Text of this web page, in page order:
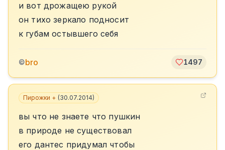
и вот дрожащею рукой
он тихо зеркало подносит
к губам остывшего себя
©bro 1497
Пирожки + (30.07.2014)
вы что не знаете что пушкин
в природе не существовал
его дантес придумал чтобы